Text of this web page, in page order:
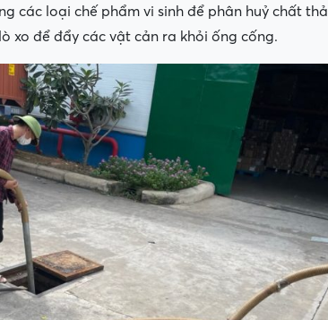
các loại chế phẩm vi sinh để phân huỷ chất
xo để đẩy các vật cản ra khỏi ống cống.